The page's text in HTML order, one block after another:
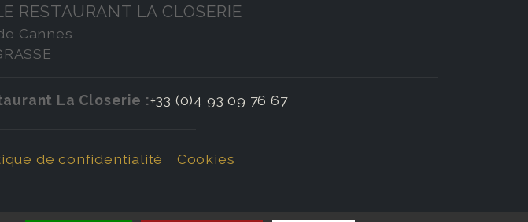
RESTAURANT LA CLOSERIE
Cannes
La Closerie :+33 (0)4 93 09 76 67
de confidentialité Cookies